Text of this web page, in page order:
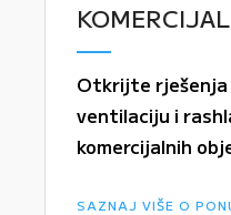
Otkrijte rješenja
ventilaciju i
komercijalnih
SAZNAJ VIŠE O